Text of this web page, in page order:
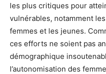
les plus critiques pour
vulnérables, notamment
femmes et les jeunes.
ces efforts ne soient pas
démographique
l’autonomisation des